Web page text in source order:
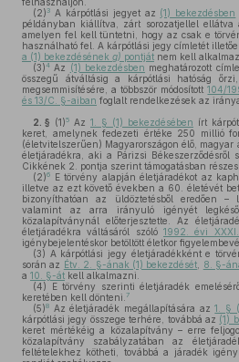
(2) 3 A kárpótlási jegyet az (1) bekezdésben
példányban kiállítva, zárt sorozatjellel ellátva
amelyen fel kell tüntetni, hogy az csak e
használható fel. A kárpótlási jegy címletét
a (1) bekezdésének g) pontját nem kell
(3)4 Az (1) bekezdésben meghatározott
összegű átváltásig a kárpótlási hatóság
megsemmisítésére, a többször módosított104/
és 13/C. §-aiban foglalt rendelkezések az
2. § (1)5 Az 1. § (1) bekezdésében írt
keret, amelynek fedezeti értéke 250 millió
(életvitelszerűen) Magyarországon élő,
életjáradékra, aki a Párizsi Békeszerződésről
Cikkének 2. pontja szerint támogatásban
(2)6
E törvény alapján életjáradékot az
illetve az ezt követő években a 60. életévét
bizonyíthatóan az üldöztetésből eredően –
valamint az arra irányuló igényét
közalapítványnál előterjesztette. Az
életjáradékra váltásáról szóló 1992. évi
igénybejelentéskor betöltött életkor
(3) A kárpótlási jegy életjáradékként e
során az Étv. 2. §-ának (1) bekezdését 8. §-
a 10. §-át kell alkalmazni.
(4) E törvény szerinti életjáradék
keretében kell dönteni. 7
(5)8 Az életjáradék megállapítására az1. §
kárpótlási jegy összege terhére, továbbá az (1)
keret mértékéig a közalapítvány – erre
közalapítvány szabályzatában az
feltételekhez kötheti, továbbá a járadék